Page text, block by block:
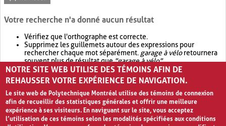
Votre recherche n'a donné aucun résultat
Vérifiez que l'orthographe est correcte.
Supprimez les guillemets autour des expressions pour
rechercher chaque mot séparément. garage à véloretournera
souvent plus de résultat que"garage à vélo".
Envisagez d'élargir votre recherche avec OR.garage OR vélo
retournera souvent plus de résultat quegarage à vélo
NOTRE SITE WEB UTILISE DES TÉMOINS AFIN DE
REHAUSSER VOTRE EXPÉRIENCE DE NAVIGATION.
Le site web de Polytechnique Montréal utilise des témoins de connexion
afin de recueillir des statistiques générales et offrir une meilleure
expérience à ses visiteurs. En naviguant sur le site, vous acceptez
l’utilisation de ces témoins selon les modalités spécifiées aux conditions